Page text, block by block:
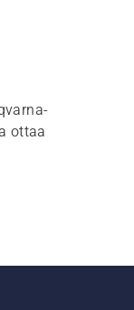
ottaa